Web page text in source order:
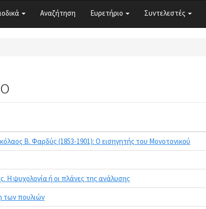
Αναζήτηση Ευρετήριο Συντελεστές
Β. Φαρδύς (1853-1901): Ο εισηγητής του Μονοτονικού
Η ψυχολογία ή οι πλάνες της ανάλυσης
των πουλιών